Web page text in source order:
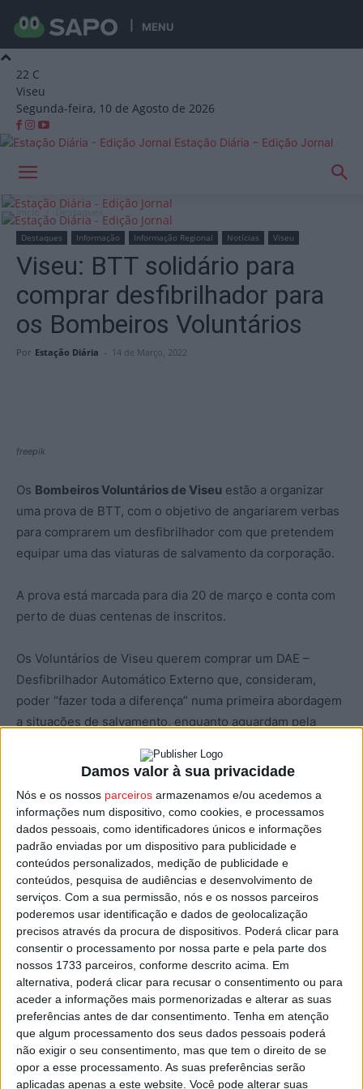
Damos valor à sua privacidade
Nós e os nossos parceiros armazenamos e/ou acedemos a
informações num dispositivo, como cookies, e processamos
dados pessoais, como identificadores únicos e informações
padrão enviadas por um dispositivo para publicidade e
conteúdos personalizados, medição de publicidade e
conteúdos, pesquisa de audiências e desenvolvimento de
serviços. Com a sua permissão, nós e os nossos parceiros
poderemos usar identificação e dados de geolocalização
precisos através da procura de dispositivos. Poderá clicar para
consentir o processamento por nossa parte e pela parte dos
nossos 1733 parceiros, conforme descrito acima. Em
alternativa, poderá clicar para recusar o consentimento ou para
aceder a informações mais pormenorizadas e alterar as suas
preferências antes de dar consentimento. Tenha em atenção
que algum processamento dos seus dados pessoais poderá
não exigir o seu consentimento, mas que tem o direito de se
opor a esse processamento. As suas preferências serão
aplicadas apenas a este website. Você pode alterar suas
MENU
22 C
Viseu
Segunda-feira, 10 de Agosto de 2026
Estação Diária – Edição Jornal
Início Destaques
Destaques Informação Informação Regional Notícias Viseu
Viseu: BTT solidário para
comprar desfibrilhador para
os Bombeiros Voluntários
Por Estação Diária - 14 de Março, 2022
freepik
Os Bombeiros Voluntários de Viseu estão a organizar
uma prova de BTT, com o objetivo de angariarem verbas
para comprarem um desfibrilhador com que pretendem
equipar uma das viaturas de salvamento da corporação.
A prova está marcada para dia 20 de março e conta com
perto de duas centenas de inscritos.
Os Voluntários de Viseu querem comprar um DAE –
Desfibrilhador Automático Externo que, consideram,
poder “fazer toda a diferença” numa primeira abordagem
a situações de salvamento, enquanto aguardam pela
Este BTT solidário é a primeira de uma série de
iniciativas que os Bombeiros Voluntários de Viseu
pretendem realizar ao longo do ano, com o objetivo de
conseguirem desfibrilhadores para poderem equipar um
veículo florestal de ataque a incêndios e um veículo de
comando operacional.
Domingo, esta prova de BTT solidário terá um percurso
de cerca de 30 quilómetros num percurso desenhado na
zona envolvente ao quartel da corporação, com
passagem pelas freguesias de Cavernães, Mundão e Rio
de Loba.
O evento pretende ainda “ser uma forma de promoção da
atividade desportiva”, depois de todos os